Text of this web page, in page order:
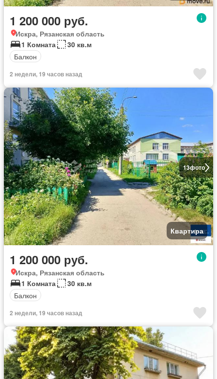
1 200 000 руб.
Искра, Рязанская область
1 Комната
30 кв.м
Балкон
2 недели, 19 часов назад
13фото
Квартира
1 200 000 руб.
Искра, Рязанская область
1 Комната
30 кв.м
Балкон
2 недели, 19 часов назад